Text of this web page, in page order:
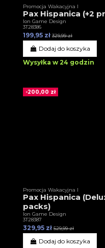
Promocja Wakacyjna I
Pax Hispanica (+2
Ion Game Design
3T28386
199,95 zł 329,99 zł
Dodaj do koszyka
Wysyłka w 24 godzin
-200,00 zł
Promocja Wakacyjna I
Pax Hispanica
packs)
Ion Game Design
3T28387
329,95 zł 529,99 zł
Dodaj do koszyka